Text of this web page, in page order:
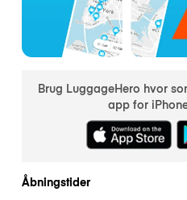
Brug LuggageHero hvor
app for
Åbningstider